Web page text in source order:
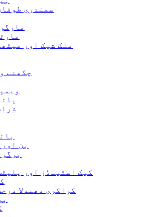
سمندری
ملک شیک اور
چکھنے
بن اور
کیک اسٹینڈز اور
کراکری دھندلا